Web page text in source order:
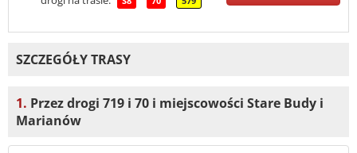
SZCZEGÓŁY TRASY
1. Przez drogi 719 i 70 i miejscowości Stare Budy i
Marianów